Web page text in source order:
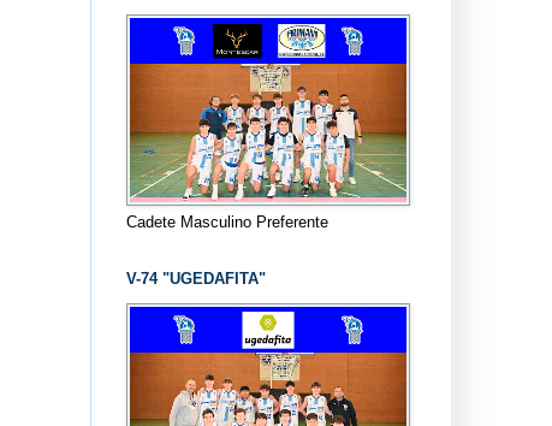
Cadete Masculino Preferente
V-74 "UGEDAFITA"